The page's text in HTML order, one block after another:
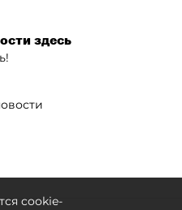
здесь
cookie-